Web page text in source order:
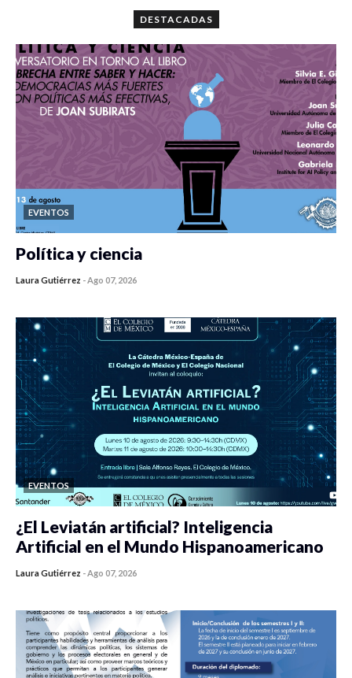
DESTACADAS
EVENTOS
Política y ciencia
Laura Gutiérrez -Ago 07, 2026
EVENTOS
¿El Leviatán artificial? Inteligencia
Artificial en el Mundo Hispanoamericano
Laura Gutiérrez -Ago 07, 2026